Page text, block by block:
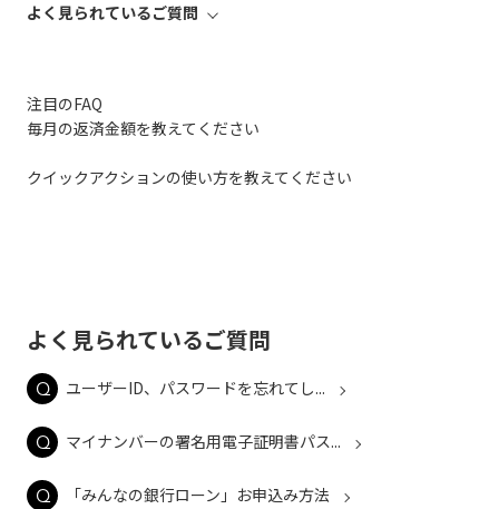
よく見られているご質問
注目のFAQ
毎月の返済金額を教えてください
クイックアクションの使い方を教えてください
よく見られているご質問
ユーザーID、パスワードを忘れてし...
マイナンバーの署名用電子証明書パス...
「みんなの銀行ローン」お申込み方法